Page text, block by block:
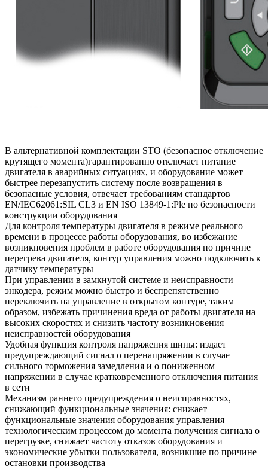
В альтернативной комплектации STO (безопасное отключение
крутящего момента)гарантированно отключает питание
двигателя в аварийных ситуациях, и оборудование может
быстрее перезапустить систему после возвращения в
безопасные условия, отвечает требованиям стандартов
EN/IEC62061:SIL CL3 и EN ISO 13849-1:Ple по безопасности
конструкции оборудования
Для контроля температуры двигателя в режиме реального
времени в процессе работы оборудования, во избежание
возникновения проблем в работе оборудования по причине
перегрева двигателя, контур управления можно подключить к
датчику температуры
При управлении в замкнутой системе и неисправности
энкодера, режим можно быстро и беспрепятственно
переключить на управление в открытом контуре, таким
образом, избежать причинения вреда от работы двигателя на
высоких скоростях и снизить частоту возникновения
неисправностей оборудования
Удобная функция контроля напряжения шины: издает
предупреждающий сигнал о перенапряжении в случае
сильного торможения замедления и о пониженном
напряжении в случае кратковременного отключения питания
в сети
Механизм раннего предупреждения о неисправностях,
снижающий функциональные значения: снижает
функциональные значения оборудования управления
технологическим процессом до момента получения сигнала о
перегрузке, снижает частоту отказов оборудования и
экономические убытки пользователя, возникшие по причине
остановки производства